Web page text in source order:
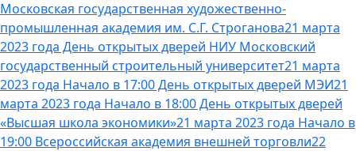
Московская государственная художественно-
промышленная академия им. С.Г. Строганова21 марта
2023 года День открытых дверей НИУ Московский
государственный строительный университет21 марта
2023 года Начало в 17:00 День открытых дверей МЭИ21
марта 2023 года Начало в 18:00 День открытых дверей
«Высшая школа экономики»21 марта 2023 года Начало в
19:00 Всероссийская академия внешней торговли22